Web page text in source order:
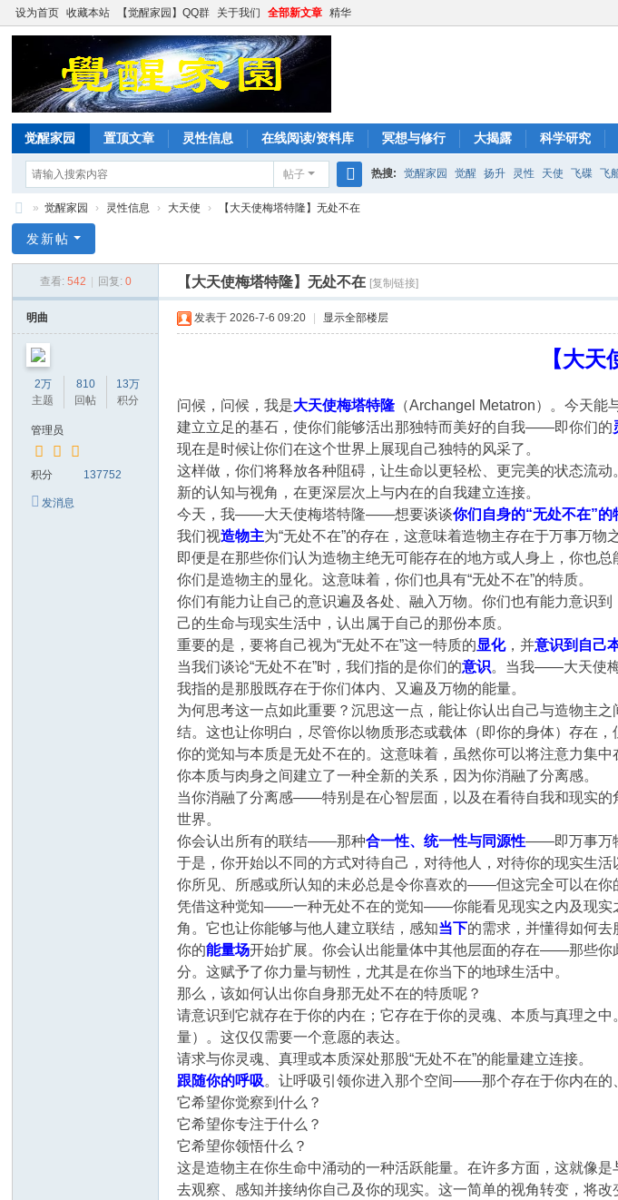
设为首页 收藏本站 【觉醒家园】QQ群 关于我们 全部新文章 精华
觉醒家园 置顶文章 灵性信息 在线阅读/资料库 冥想与修行 大揭露 科学研究
帖子
搜
热搜: 觉醒家园 觉醒 扬升 灵性 天使 飞碟 飞
醒
园
» 觉醒家园 › 灵性信息 › 大天使 › 【大天使梅塔特隆】无处不在
发新帖
查看: 542 回复: 0 【大天使梅塔特隆】无处不在 [复制链接]
明曲
2万
主题
810
回帖
13万
积分
管理员
积分 137752
发消息
发表于 2026-7-6 09:20 显示全部楼层
【大
问候，问候，我是大天使梅塔特隆 （Archangel Metatron）。今天
建立立足的基石，使你们能够活出那独特而美好的自我——即你们的
现在是时候让你们在这个世界上展现自己独特的风采了。
这样做，你们将释放各种阻碍，让生命以更轻松、更完美的状态流
新的认知与视角，在更深层次上与内在的自我建立连接。
今天，我——大天使梅塔特隆——想要谈谈你们自身的“无处不在”的
我们视造物主为“无处不在”的存在，这意味着造物主存在于万事万
即便是在那些你们认为造物主绝无可能存在的地方或人身上，你也
你们是造物主的显化。这意味着，你们也具有“无处不在”的特质。
你们有能力让自己的意识遍及各处、融入万物。你们也有能力意识
己的生命与现实生活中，认出属于自己的那份本质。
重要的是，要将自己视为“无处不在”这一特质的显化，并意识到自己
当我们谈论“无处不在”时，我们指的是你们的意识。当我——大天使梅
我指的是那股既存在于你们体内、又遍及万物的能量。
为何思考这一点如此重要？沉思这一点，能让你认出自己与造物主
结。这也让你明白，尽管你以物质形态或载体（即你的身体）存在
你的觉知与本质是无处不在的。这意味着，虽然你可以将注意力集
你本质与肉身之间建立了一种全新的关系，因为你消融了分离感。
当你消融了分离感——特别是在心智层面，以及在看待自我和现实
世界。
你会认出所有的联结——那种合一性、统一性与同源性——即万事万
于是，你开始以不同的方式对待自己，对待他人，对待你的现实生活
你所见、所感或所认知的未必总是令你喜欢的——但这完全可以在你
凭借这种觉知——一种无处不在的觉知——你能看见现实之内及现实
角。它也让你能够与他人建立联结，感知当下的需求，并懂得如何去
你的能量场开始扩展。你会认出能量体中其他层面的存在——那些你
分。这赋予了你力量与韧性，尤其是在你当下的地球生活中。
那么，该如何认出你自身那无处不在的特质呢？
请意识到它就存在于你的内在；它存在于你的灵魂、本质与真理之
量）。这仅仅需要一个意愿的表达。
请求与你灵魂、真理或本质深处那股“无处不在”的能量建立连接。
跟随你的呼吸。让呼吸引领你进入那个空间——那个存在于你内在
它希望你觉察到什么？
它希望你专注于什么？
它希望你领悟什么？
这是造物主在你生命中涌动的一种活跃能量。在许多方面，这就
去观察、感知并接纳你自己及你的现实。这一简单的视角转变，将改